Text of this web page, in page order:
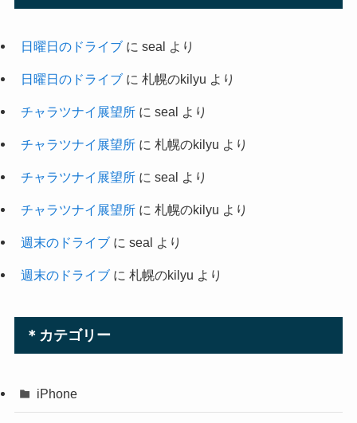
日曜日のドライブに seal より
日曜日のドライブに 札幌のkilyu より
チャラツナイ展望所に seal より
チャラツナイ展望所に 札幌のkilyu より
チャラツナイ展望所に seal より
チャラツナイ展望所に 札幌のkilyu より
週末のドライブに seal より
週末のドライブに 札幌のkilyu より
＊カテゴリー
iPhone